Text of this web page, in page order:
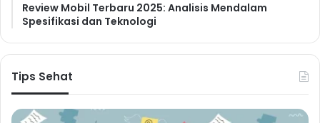
Review Mobil Terbaru 2025: Analisis Mendalam
Spesifikasi dan Teknologi
Tips Sehat